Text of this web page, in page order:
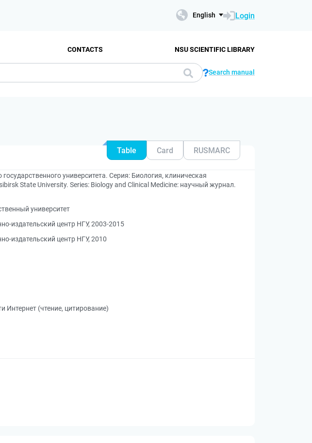
English Login
CONTACTS NSU SCIENTIFIC LIBRARY
Search manual
Table Card RUSMARC
университета. Серия: Биология, клиническая
State University. Series: Biology and Clinical Medicine: научный журнал.
университет
издательский центр НГУ, 2003-2015
издательский центр НГУ, 2010
Интернет (чтение, цитирование)